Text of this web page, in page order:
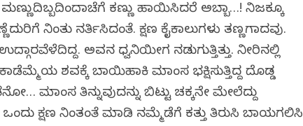
ಕಣ್ಣು ಹಾಯಿಸಿದರೆ ಅಬ್ಬಾ…! ನಿಜಕ್ಕೂ
ನಿಂತು ನರ್ತಿಸಿದಂತೆ. ಕ್ಷಣ ಕೈಕಾಲುಗಳು ತಣ್ಣಗಾದವು.
ಅವನ ಧ್ವನಿಯೀಗ ನಡುಗುತ್ತಿತ್ತು. ನೀರಿನಲ್ಲಿ
ಶವಕ್ಕೆ ಬಾಯಿಹಾಕಿ ಮಾಂಸ ಭಕ್ಷಿಸುತ್ತಿದ್ದ ದೊಡ್ಡ
ಮಾಂಸ ತಿನ್ನುವುದನ್ನು ಬಿಟ್ಟು ಚಕ್ಕನೇ ಮೇಲೆದ್ದು
ಕ್ಷಣ ನಿಂತಂತೆ ಮಾಡಿ ನಮ್ಮೆಡೆಗೆ ಕತ್ತು ತಿರುಗಿಸಿ ಬಾಯಗಲಿಸಿ